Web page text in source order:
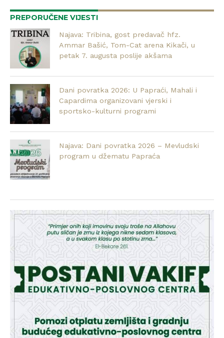
PREPORUČENE VIJESTI
Najava: Tribina, gost predavač hfz.
Ammar Bašić, Tom-Cat arena Kikači, u
petak 7. augusta poslije akšama
Dani povratka 2026: U Papraći, Mahali i
Capardima organizovani vjerski i
sportsko-kulturni programi
Najava: Dani povratka 2026 – Mevludski
program u džematu Papraća